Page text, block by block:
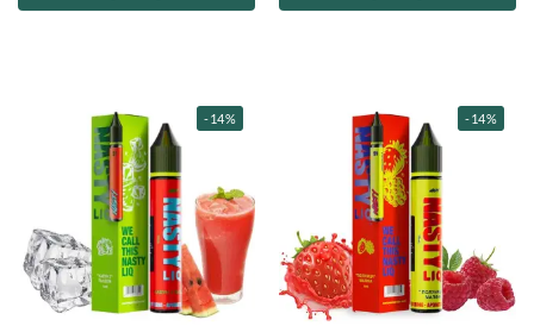
-14%
-14%